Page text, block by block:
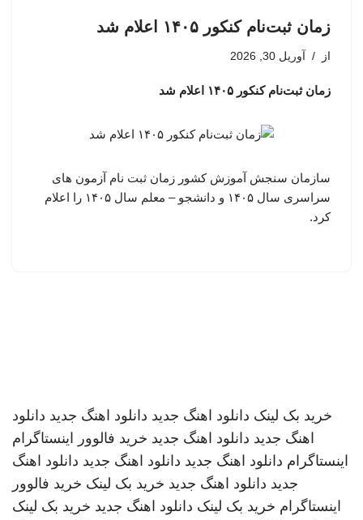
زمان ثبت‌نام کنکور ۱۴۰۵ اعلام شد
از آوریل 30, 2026
زمان ثبت‌نام کنکور ۱۴۰۵ اعلام شد
سازمان سنجش آموزش کشور زمان ثبت نام آزمون های
سراسری سال ۱۴۰۵ و دانشجو – معلم سال ۱۴۰۵ را اعلام
کرد.
خرید بک لینک دانلود اهنگ جدید دانلود اهنگ جدید دانلود
اهنگ جدید دانلود اهنگ جدید خرید فالوور اینستاگرام
اینستاگرام دانلود اهنگ جدید دانلود اهنگ جدید دانلود اهنگ
جدید دانلود اهنگ جدید خرید بک لینک خرید فالوور
اینستاگرام خرید بک لینک دانلود اهنگ جدید خرید بک لینک